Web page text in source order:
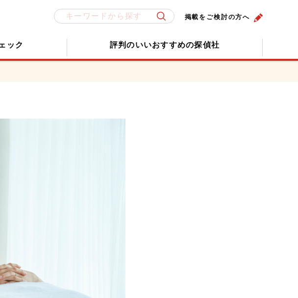
ック 評判のいいおすすめの探偵社
掲載をご検討の方へ